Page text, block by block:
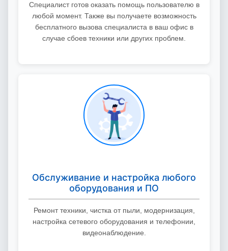
Специалист готов оказать помощь пользователю в
любой момент. Также вы получаете возможность
бесплатного вызова специалиста в ваш офис в
случае сбоев техники или других проблем.
Обслуживание и настройка любого
оборудования и ПО
Ремонт техники, чистка от пыли, модернизация,
настройка сетевого оборудования и телефонии,
видеонаблюдение.